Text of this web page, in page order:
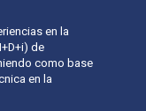
en la
de
como base
en la